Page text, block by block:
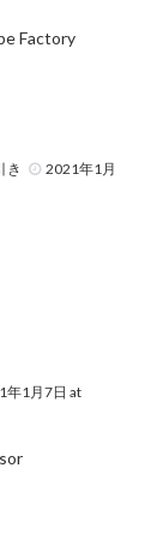
Factory
き
2021年1月
年1月7日 at